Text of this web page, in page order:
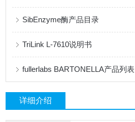
SibEnzyme酶产品目录
TriLink L-7610说明书
fullerlabs BARTONELLA产品列表
详细介绍